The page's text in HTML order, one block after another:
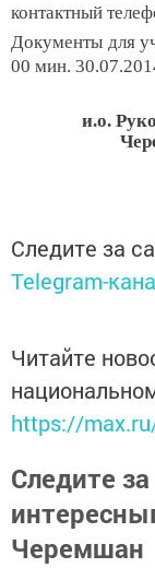
контактный
Документы для
00 мин.
и.о.
Следите за
Telegram-
Читайте
https://
Следите
Черемшан